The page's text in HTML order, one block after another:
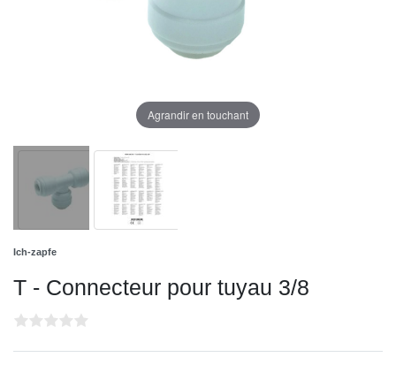
Agrandir en touchant
Ich-zapfe
T - Connecteur pour tuyau 3/8